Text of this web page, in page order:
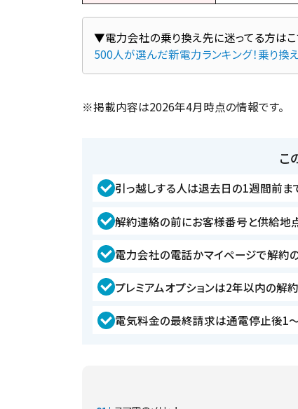
500人が選んだ新電力ランキング！乗り換
※掲載内容は2026年4月時点の情報です。
こ
引っ越しする人は退去日の1週間前ま
解約連絡の前にお客様番号と供給地
電力会社の電話かマイページで解約
プレミアムオプションは2年以内の解
電気料金の最終請求は通電停止後1